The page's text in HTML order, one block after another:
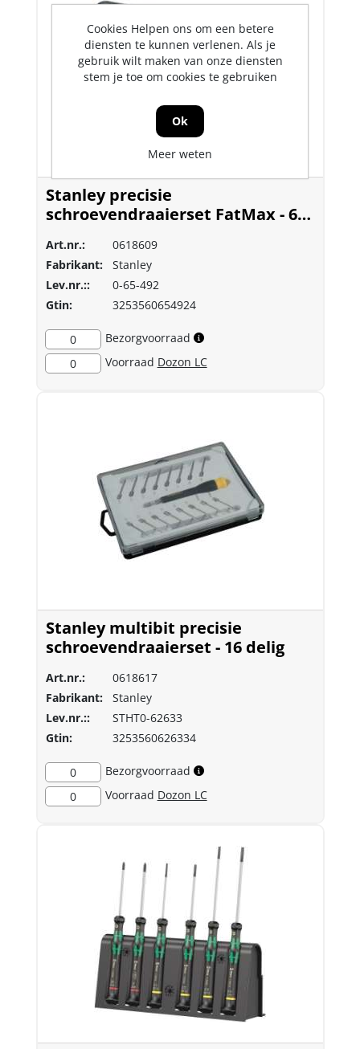
Stanley precisie
schroevendraaierset FatMax - 6
Art.nr.:
0618609
Fabrikant:
Stanley
Lev.nr.::
0-65-492
Gtin:
3253560654924
0
Bezorgvoorraad
0
Voorraad Dozon LC
Stanley multibit precisie
schroevendraaierset - 16 delig
Art.nr.:
0618617
Fabrikant:
Stanley
Lev.nr.::
STHT0-62633
Gtin:
3253560626334
0
Bezorgvoorraad
0
Voorraad Dozon LC
Cookies Helpen ons om een betere
diensten te kunnen verlenen. Als je
gebruik wilt maken van onze diensten
stem je toe om cookies te gebruiken
Ok
Meer weten